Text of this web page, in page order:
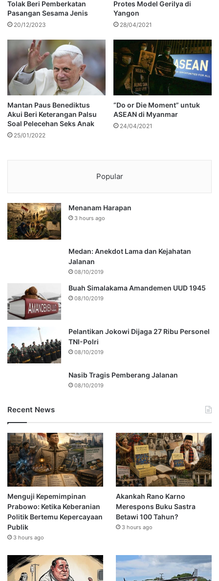
Tolak Beri Pemberkatan
Pasangan Sesama Jenis
20/12/2023
Protes Model Gerilya di
Yangon
28/04/2021
Mantan Paus Benediktus
Akui Beri Keterangan Palsu
Soal Pelecehan Seks Anak
25/01/2022
“Do or Die Moment” untuk
ASEAN di Myanmar
24/04/2021
Popular
Menanam Harapan
3 hours ago
Medan: Anekdot Lama dan Kejahatan
Jalanan
08/10/2019
Buah Simalakama Amandemen UUD 1945
08/10/2019
Pelantikan Jokowi Dijaga 27 Ribu Personel
TNI-Polri
08/10/2019
Nasib Tragis Pemberang Jalanan
08/10/2019
Recent News
Menguji Kepemimpinan
Prabowo: Ketika Keberanian
Politik Bertemu Kepercayaan
Publik
3 hours ago
Akankah Rano Karno
Merespons Buku Sastra
Betawi 100 Tahun?
3 hours ago